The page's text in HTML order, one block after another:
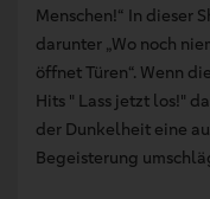
Menschen!“ In dieser
darunter „Wo noch
öffnet Türen“. Wenn
Hits " Lass jetzt los!"
der Dunkelheit eine
Begeisterung